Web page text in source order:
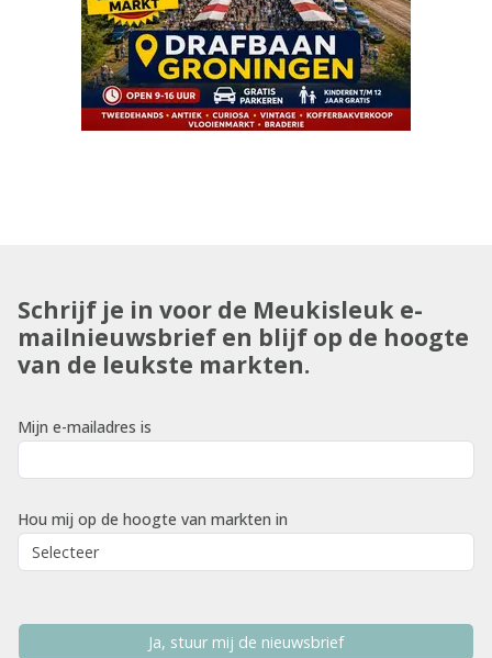
Schrijf je in voor de Meukisleuk e-
mailnieuwsbrief en blijf op de hoogte
van de leukste markten.
Mijn e-mailadres is
Hou mij op de hoogte van markten in
Ja, stuur mij de nieuwsbrief